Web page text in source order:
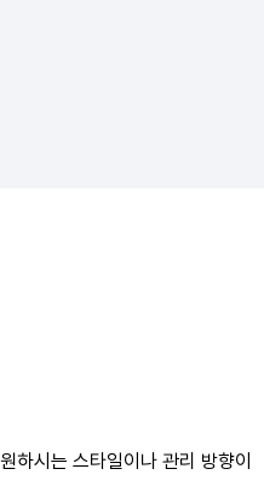
시는 스타일이나 관리 방향이